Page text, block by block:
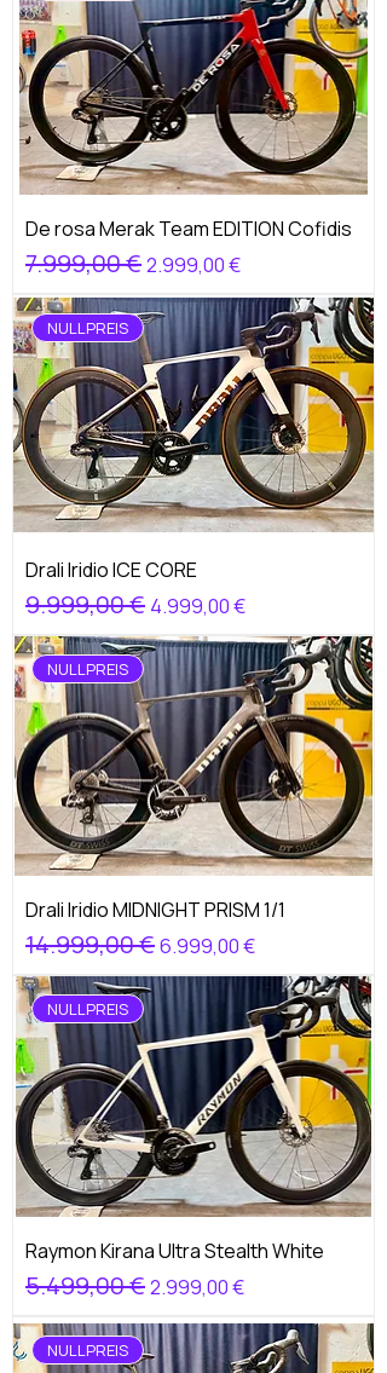
De rosa Merak Team EDITION Cofidis
Standardpreis
7.999,00 €Sale-Preis
2.999,00 €
NULLPREIS
Drali Iridio ICE CORE
Standardpreis
9.999,00 € Sale-Preis
4.999,00 €
NULLPREIS
Drali Iridio MIDNIGHT PRISM 1/1
Standardpreis
14.999,00 €Sale-Preis
6.999,00 €
NULLPREIS
Raymon Kirana Ultra Stealth White
Standardpreis
5.499,00 €Sale-Preis
2.999,00 €
NULLPREIS